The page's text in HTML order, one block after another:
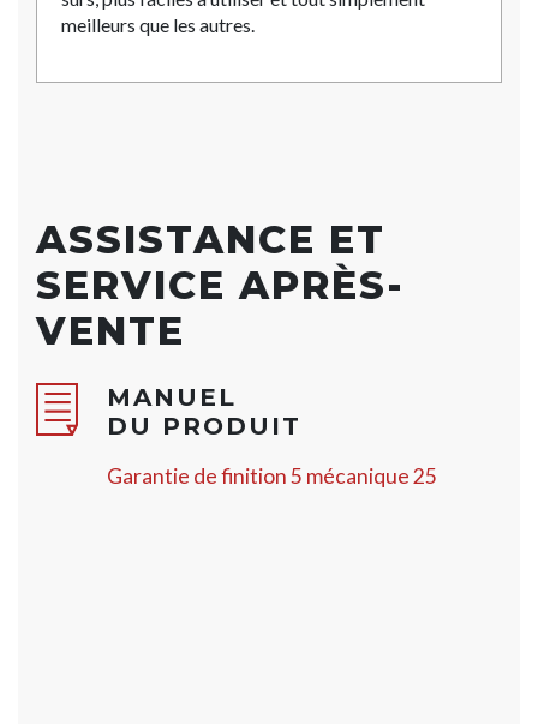
meilleurs que les autres.
ASSISTANCE ET
SERVICE APRÈS-
VENTE
MANUEL
DU PRODUIT
Garantie de finition 5 mécanique 25